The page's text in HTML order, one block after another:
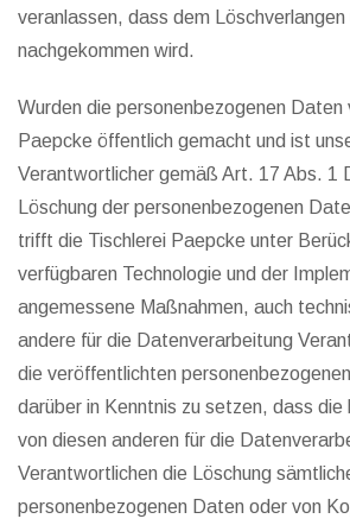
veranlassen, dass dem Löschverlangen
nachgekommen wird.
Wurden die personenbezogenen Daten
Paepcke öffentlich gemacht und ist
Verantwortlicher gemäß Art. 17 Abs. 1
Löschung der personenbezogenen
trifft die Tischlerei Paepcke unter
verfügbaren Technologie und der
angemessene Maßnahmen, auch
andere für die Datenverarbeitung
die veröffentlichten
darüber in Kenntnis zu setzen, dass
von diesen anderen für die
Verantwortlichen die Löschung
personenbezogenen Daten oder von